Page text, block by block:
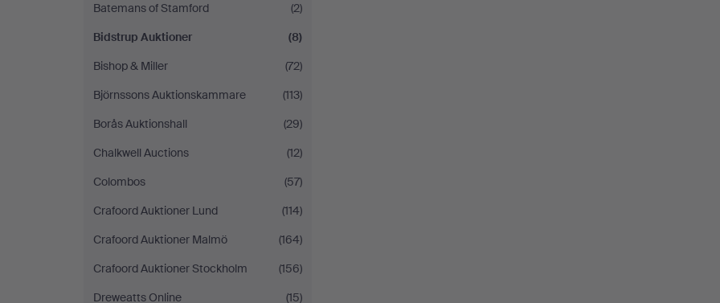
Batemans of Stamford
(2)
Bidstrup Auktioner
(8)
Bishop & Miller
(72)
Björnssons Auktionskammare
(113)
Borås Auktionshall
(29)
Chalkwell Auctions
(12)
Colombos
(57)
Crafoord Auktioner Lund
(114)
Crafoord Auktioner Malmö
(164)
Crafoord Auktioner Stockholm
(156)
Dreweatts Online
(15)